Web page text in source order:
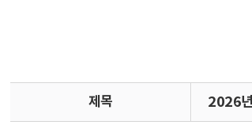
제목 2026